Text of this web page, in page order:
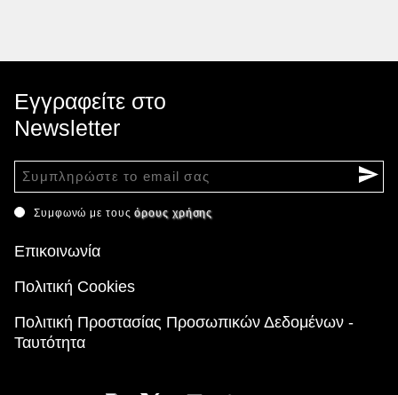
Εγγραφείτε στο
Newsletter
Συμφωνώ με τουςόρους χρήσης
Επικοινωνία
Πολιτική Cookies
Πολιτική Προστασίας Προσωπικών Δεδομένων -
Ταυτότητα